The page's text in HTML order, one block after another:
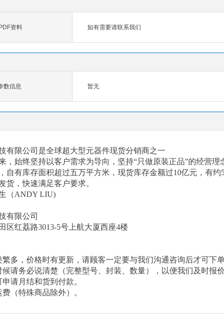
资料 如有需要请联系我们
数信息 暂无
有限公司是全球超大型元器件现货分销商之一
，始终坚持以客户需求为导向，坚持“只做原装正品”的经营
自有库存面积超过五万平方米，现货库存金额过10亿元，有
货，快速满足客户要求。
（ANDY LIU)
有限公司
区红荔路3013-5号上航大厦西座4楼
多，价格时有更新，请顾客一定要与我们沟通咨询后才可下单
请务必说清楚（完整型号、封装、数量），以便我们及时报价
请月结和货到付款。
（特殊商品除外）。